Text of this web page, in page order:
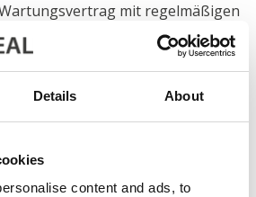
Details About
content and ads, to
mit regelmäßigen
um kostspielige Stillstände
zu vermeiden.
oder falls Sie dringend
Anlage benötigen, rufen Sie
E-Mail an